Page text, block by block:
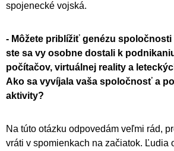
spojenecké vojská.
- Môžete priblížiť genézu spoločnosti
ste sa vy osobne dostali k
počítačov, virtuálnej reality a
Ako sa vyvíjala vaša spoločnosť a
aktivity?
Na túto otázku odpovedám veľmi rád,
vráti v spomienkach na začiatok. Ľudia